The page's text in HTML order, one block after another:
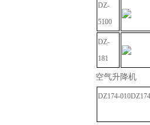
DZ-
5100
DZ-
181
空气升降机
DZ174-